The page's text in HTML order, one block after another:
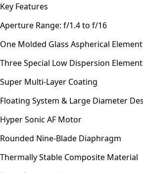
Key Features
Aperture Range: f/1.4 to f/16
One Molded Glass Aspherical Element
Three Special Low Dispersion
Super Multi-Layer Coating
Floating System & Large Diameter
Hyper Sonic AF Motor
Rounded Nine-Blade Diaphragm
Thermally Stable Composite Material